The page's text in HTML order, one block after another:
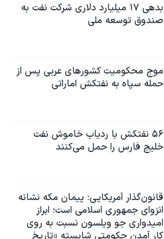
بدهی ۱۷ میلیارد دلاری شرکت نفت به
صندوق توسعه ملی
موج محکومیت کشورهای عربی پس از
حمله سپاه به نفتکش اماراتی
۵۶ نفتکش با ردیاب خاموش نفت
خلیج فارس را حمل می‌کنند
قانون‌گذار آمریکایی: پیمان مکه نشانه
انزوای جمهوری اسلامی است؛ ابراز
امیدواری جو ویلسون نسبت به روی
کار آمدن حکومتی شایسته «تاریخ